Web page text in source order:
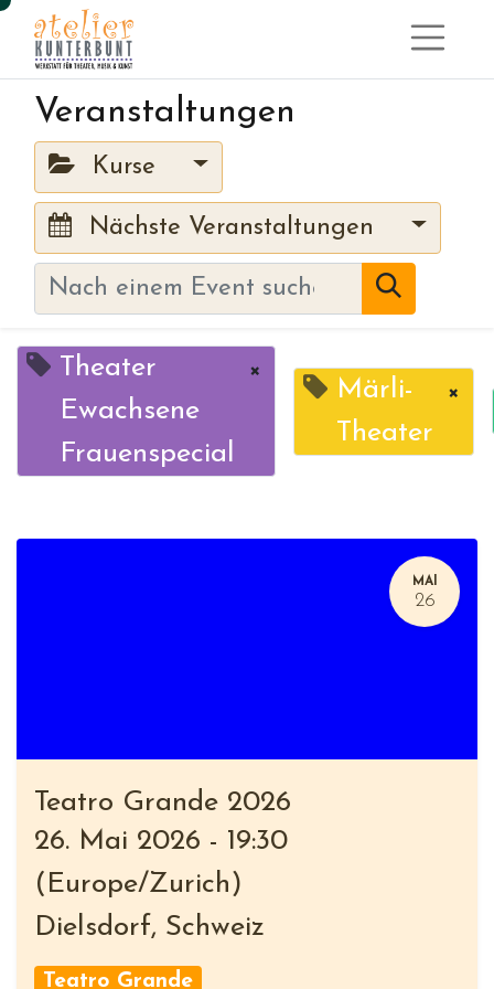
Veranstaltungen
Kurse
Nächste Veranstaltungen
Theater
Ewachsene
Frauenspecial
×
Märli-
Theater
×
MAI
26
Teatro Grande 2026
26. Mai 2026 - 19:30
( Europe/Zurich )
Dielsdorf, Schweiz
Teatro Grande